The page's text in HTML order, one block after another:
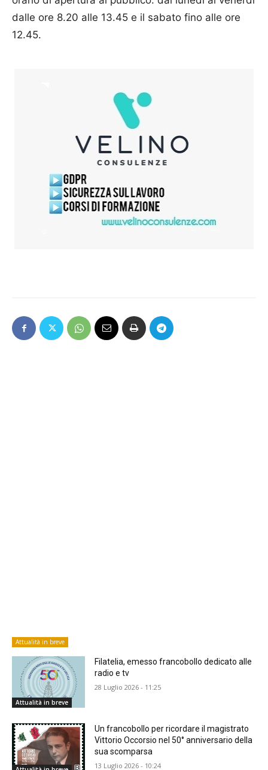
dalle ore 8.20 alle 13.45 e il sabato fino alle ore
12.45.
Attualità in breve
Attualità in breve
Filatelia, emesso francobollo dedicato alle
radio e tv
28 Luglio 2026 - 11:25
Un francobollo per ricordare il magistrato
Vittorio Occorsio nel 50° anniversario della
sua scomparsa
13 Luglio 2026 - 10:24